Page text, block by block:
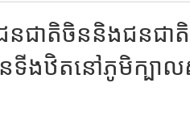
ជាតិចិននិងជនជាតិ
ទីងឋិតនៅភូមិក្បាលស្